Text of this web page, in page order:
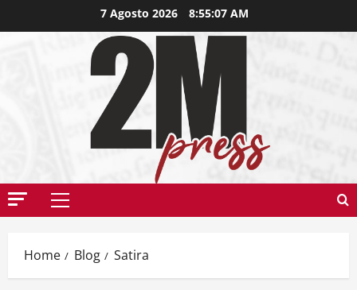
7 Agosto 2026 8:55:08 AM
Home Blog Satira